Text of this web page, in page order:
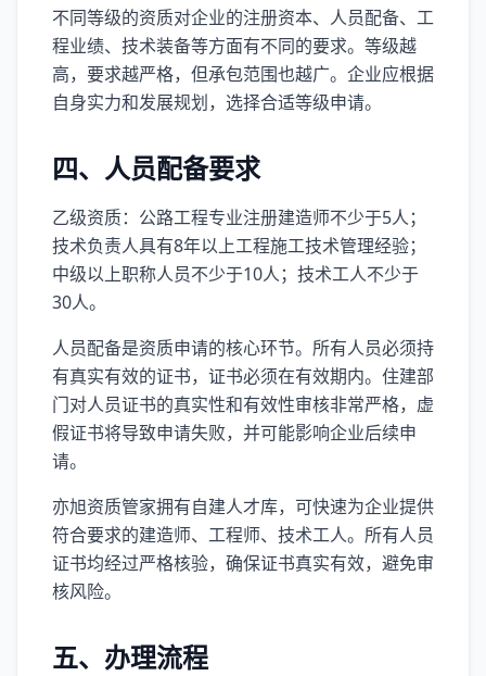
不同等级的资质对企业的注册资本、人员配备、工
程业绩、技术装备等方面有不同的要求。等级越
高，要求越严格，但承包范围也越广。企业应根据
自身实力和发展规划，选择合适等级申请。
四、人员配备要求
乙级资质：公路工程专业注册建造师不少于5人；
技术负责人具有8年以上工程施工技术管理经验；
中级以上职称人员不少于10人；技术工人不少于
30人。
人员配备是资质申请的核心环节。所有人员必须持
有真实有效的证书，证书必须在有效期内。住建部
门对人员证书的真实性和有效性审核非常严格，虚
假证书将导致申请失败，并可能影响企业后续申
请。
亦旭资质管家拥有自建人才库，可快速为企业提供
符合要求的建造师、工程师、技术工人。所有人员
证书均经过严格核验，确保证书真实有效，避免审
核风险。
五、办理流程